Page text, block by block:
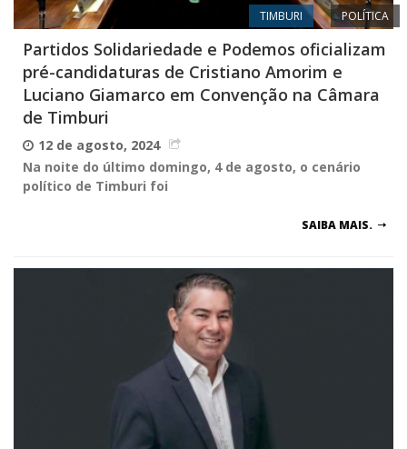
TIMBURI POLÍTICA
Partidos Solidariedade e Podemos oficializam
pré-candidaturas de Cristiano Amorim e
Luciano Giamarco em Convenção na Câmara
de Timburi
12 de agosto, 2024
Na noite do último domingo, 4 de agosto, o cenário
político de Timburi foi
SAIBA MAIS.